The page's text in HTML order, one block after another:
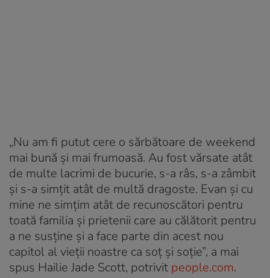
„Nu am fi putut cere o sărbătoare de weekend
mai bună și mai frumoasă. Au fost vărsate atât
de multe lacrimi de bucurie, s-a râs, s-a zâmbit
și s-a simțit atât de multă dragoste. Evan și cu
mine ne simțim atât de recunoscători pentru
toată familia și prietenii care au călătorit pentru
a ne susține și a face parte din acest nou
capitol al vieții noastre ca soț și soție”, a mai
spus Hailie Jade Scott, potrivit people.com.